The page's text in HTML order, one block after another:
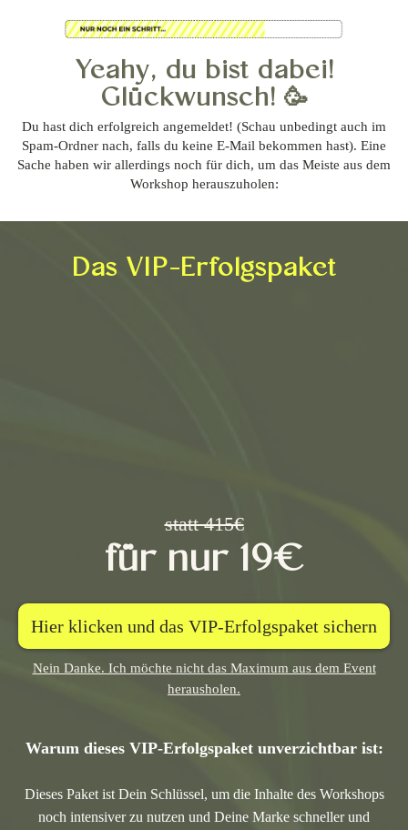
Yeahy, du bist dabei!
Glückwunsch! 🥳
Du hast dich erfolgreich angemeldet! (Schau unbedingt auch im
Spam-Ordner nach, falls du keine E-Mail bekommen hast). Eine
Sache haben wir allerdings noch für dich, um das Meiste aus dem
Workshop herauszuholen:
Das VIP-Erfolgspaket
statt 415€
für nur 19€
Hier klicken und das VIP-Erfolgspaket sichern
Nein Danke. Ich möchte nicht das Maximum aus dem Event
herausholen.
Warum dieses VIP-Erfolgspaket unverzichtbar ist:
Dieses Paket ist Dein Schlüssel, um die Inhalte des Workshops
noch intensiver zu nutzen und Deine Marke schneller und